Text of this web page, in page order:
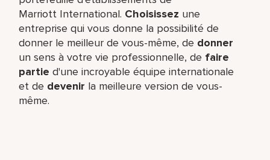
Marriott International. Choisissez une
entreprise qui vous donne la possibilité de
donner le meilleur de vous-même,​ de donner
un sens à votre vie professionnelle, de faire
partie d'une incroyable équipe​ internationale
et de devenir la meilleure version de vous-
même.